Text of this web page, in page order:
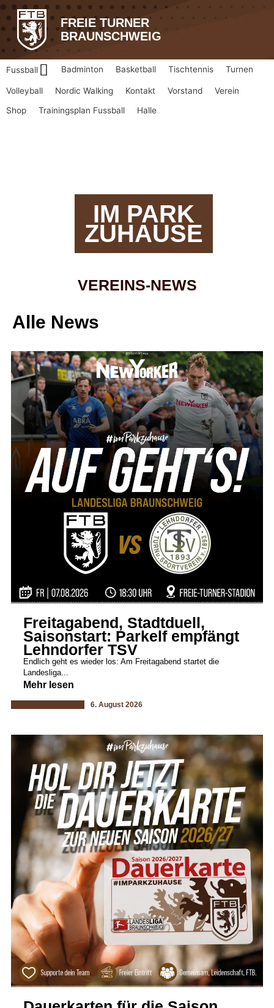
Zum
Inhalt
springen
FREIE TURNER
BRAUNSCHWEIG
Fussball Badminton Basketball Tischtennis Turnen
Volleyball Nordic Walking Kontakt Vorstand
Verein
Shop
Trainingsplan Fussball Halle
IM PARK
ZUHAUSE
VEREINS-NEWS
Alle News
Freitagabend, Stadtduell,
Saisonstart: Parkelf empfängt
Lehndorfer TSV
Endlich geht es wieder los: Am Freitagabend startet die
Landesliga...
Mehr lesen
6. August 2026